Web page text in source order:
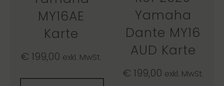
MY16AE
Karte
€ 199,00 exkl. MwSt.
Yamaha
Dante MY16
AUD Karte
€ 199,00 exkl. MwSt.